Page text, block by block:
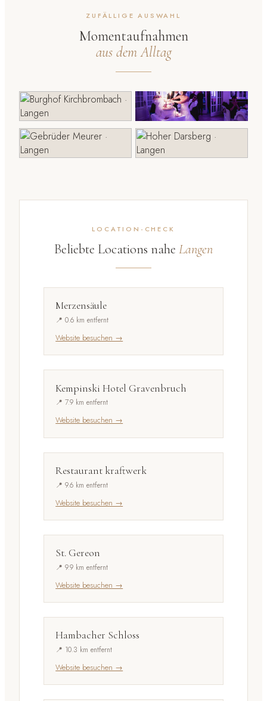
ZUFÄLLIGE AUSWAHL
Momentaufnahmen
aus dem Alltag
LOCATION-CHECK
Beliebte Locations nahe Langen
Merzensäule
📍 0.6 km entfernt
Website besuchen →
Kempinski Hotel Gravenbruch
📍 7.9 km entfernt
Website besuchen →
Restaurant kraftwerk
📍 9.6 km entfernt
Website besuchen →
St. Gereon
📍 9.9 km entfernt
Website besuchen →
Hambacher Schloss
📍 10.3 km entfernt
Website besuchen →